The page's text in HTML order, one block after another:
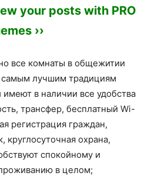
your posts with PRO
››
все комнаты в общежитии
самым лучшим традициям
имеют в наличии все удобства
трансфер, бесплатный Wi-
регистрация граждан,
круглосуточная охрана,
спокойному и
в целом;